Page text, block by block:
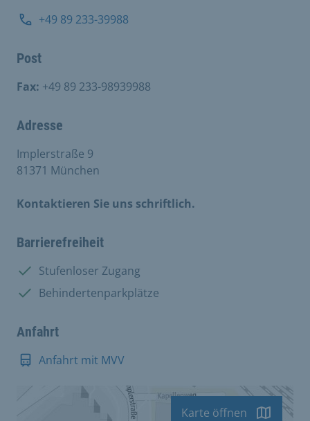
+49 89 233-39988
Post
Fax: +49 89 233-98939988
Adresse
Implerstraße 9
81371 München
Kontaktieren Sie uns schriftlich.
Barrierefreiheit
Vorhanden:
Stufenloser Zugang
Vorhanden:
Behindertenparkplätze
Anfahrt
Anfahrt mit MVV
Karte öffnen